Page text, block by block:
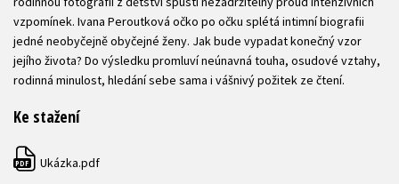
vzpomínek. Ivana Peroutková očko po očku splétá intimní biografii
jedné neobyčejně obyčejné ženy. Jak bude vypadat konečný vzor
jejího života? Do výsledku promluví neúnavná touha, osudové vztahy,
rodinná minulost, hledání sebe sama i vášnivý požitek ze čtení.
Ke stažení
PDF Ukázka.pdf